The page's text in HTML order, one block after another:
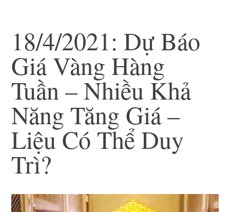
18/4/2021: Dự Báo
Giá Vàng Hàng
Tuần – Nhiều Khả
Năng Tăng Giá –
Liệu Có Thể Duy
Trì?